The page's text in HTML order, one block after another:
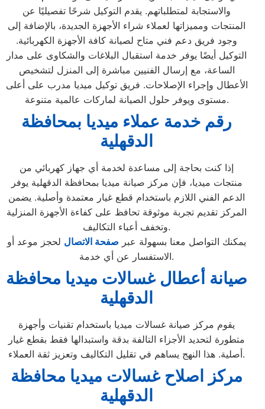
والاستجابة لمتطلباتهم. يقدم التوكيل شرحًا تفصيليًا عن
المنتجات ومميزاتها لعملاء شراء الأجهزة الجديدة، بالإضافة إلى
وجود فريق دعم فني متاح لصيانة كافة الأجهزة الكهربائية.
التوكيل أيضًا يوفر خدمة استقبال البلاغات والشكاوى على مدار
الساعة، مع إرسال الفنيين مباشرة إلى المنزل لتشخيص
الأعطال وإجراء الإصلاحات. فريق توكيل ميديا مدرب على أعلى
مستوى ويوفر حلول الصيانة لماركات عالمية متنوعة.
رقم خدمة عملاء ميديا بمحافظة
الدقهلية
إذا كنت بحاجة إلى مساعدة لخدمة أي جهاز كهربائي من
منتجات ميديا، فإن مركز صيانة ميديا بمحافظة الدقهلية يوفر
الدعم الفني اللازم باستخدام قطع غيار معتمدة وأصلية. يضمن
المركز تقديم تجربة موثوقة تحافظ على كفاءة الأجهزة المنزلية
وتخفف أعباء التكاليف.
يمكنك التواصل معنا بسهولة عبر صفحة الاتصال لحجز موعد أو
الاستفسار عن أي خدمة.
صيانة أعطال غسالات ميديا محافظة
الدقهلية
يقوم مركز صيانة غسالات ميديا باستخدام تقنيات وأجهزة
متطورة لتحديد الأجزاء التالفة بدقة واستبدالها فقط بقطع غيار
أصلية. هذا النهج يساهم في تقليل التكاليف وتعزيز ثقة العملاء.
مركز اصلاح غسالات ميديا محافظة
الدقهلية